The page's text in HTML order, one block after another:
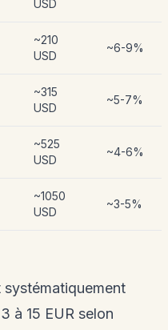
USD
~210
USD
~6-9%
~315
USD
~5-7%
~525
USD
~4-6%
~1050
USD
~3-5%
systématiquement
à 15 EUR selon